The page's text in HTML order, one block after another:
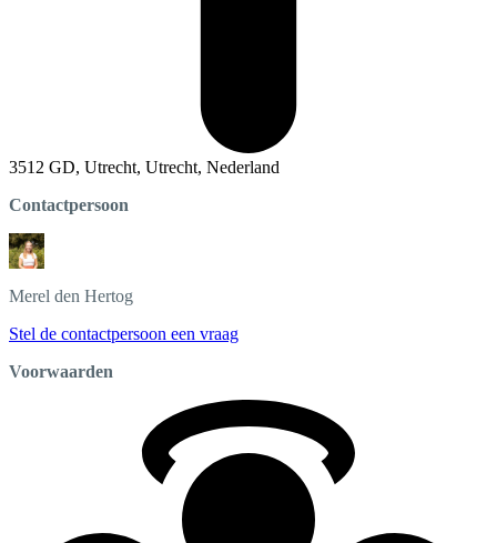
3512 GD, Utrecht, Utrecht, Nederland
Contactpersoon
Merel den Hertog
Stel de contactpersoon een vraag
Voorwaarden